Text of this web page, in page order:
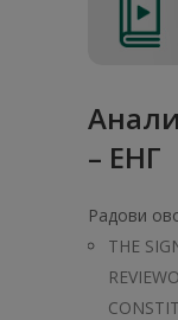
– ЕНГ
Радови
THE